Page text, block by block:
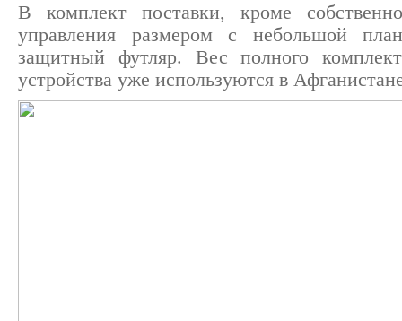
В комплект поставки, кроме
управления размером с небольшой
защитный футляр. Вес полного
устройства уже используются в